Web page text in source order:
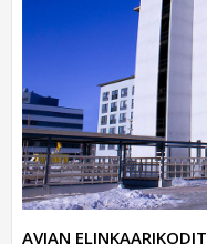
AVIAN ELINKAARIKODIT